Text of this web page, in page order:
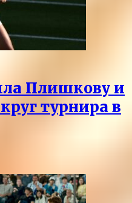
Плишкову и
турнира в